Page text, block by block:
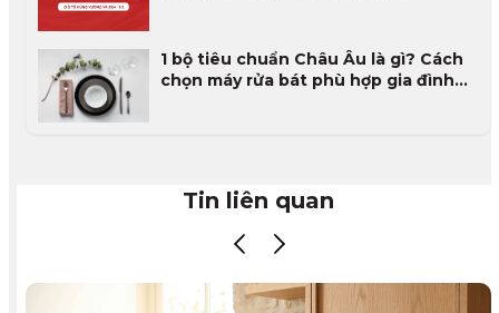
1 bộ tiêu chuẩn Châu Âu là gì? Cách
chọn máy rửa bát phù hợp gia đình
Tin liên quan